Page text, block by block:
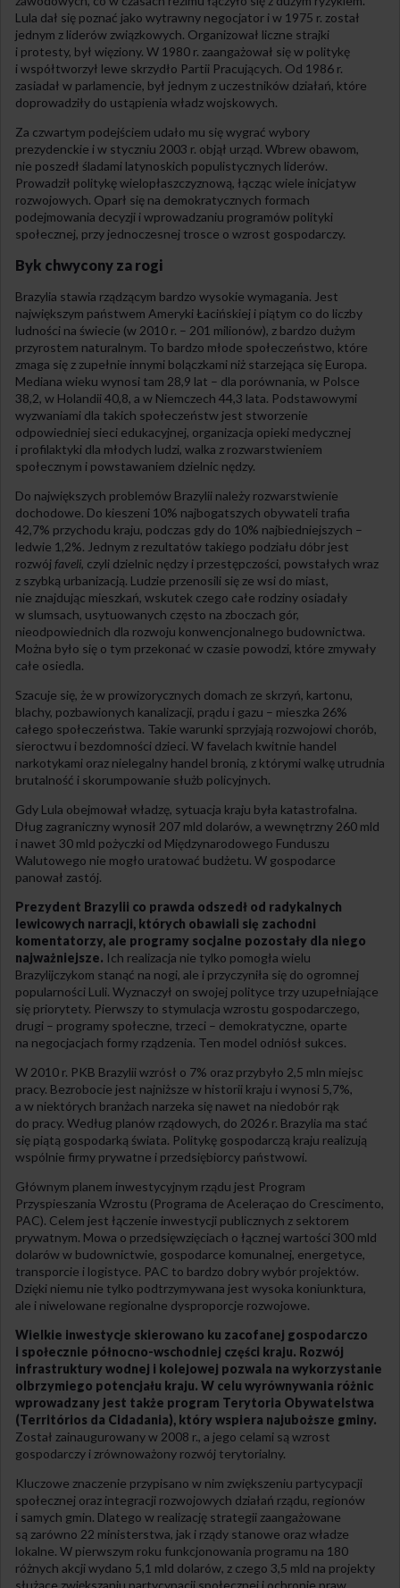
Lula dał się poznać jako wytrawny negocjator i w 1975 r. został
jednym z liderów związkowych. Organizował liczne strajki
i protesty, był więziony. W 1980 r. zaangażował się w politykę
i współtworzył lewe skrzydło Partii Pracujących. Od 1986 r.
zasiadał w parlamencie, był jednym z uczestników działań, które
doprowadziły do ustąpienia władz wojskowych.
Za czwartym podejściem udało mu się wygrać wybory
prezydenckie i w styczniu 2003 r. objął urząd. Wbrew obawom,
nie poszedł śladami latynoskich populistycznych liderów.
Prowadził politykę wielopłaszczyznową, łącząc wiele inicjatyw
rozwojowych. Oparł się na demokratycznych formach
podejmowania decyzji i wprowadzaniu programów polityki
społecznej, przy jednoczesnej trosce o wzrost gospodarczy.
Byk chwycony za rogi
Brazylia stawia rządzącym bardzo wysokie wymagania. Jest
największym państwem Ameryki Łacińskiej i piątym co do liczby
ludności na świecie (w 2010 r. – 201 milionów), z bardzo dużym
przyrostem naturalnym. To bardzo młode społeczeństwo, które
zmaga się z zupełnie innymi bolączkami niż starzejąca się Europa.
Mediana wieku wynosi tam 28,9 lat – dla porównania, w Polsce
38,2, w Holandii 40,8, a w Niemczech 44,3 lata. Podstawowymi
wyzwaniami dla takich społeczeństw jest stworzenie
odpowiedniej sieci edukacyjnej, organizacja opieki medycznej
i profilaktyki dla młodych ludzi, walka z rozwarstwieniem
społecznym i powstawaniem dzielnic nędzy.
Do największych problemów Brazylii należy rozwarstwienie
dochodowe. Do kieszeni 10% najbogatszych obywateli trafia
42,7% przychodu kraju, podczas gdy do 10% najbiedniejszych –
ledwie 1,2%. Jednym z rezultatów takiego podziału dóbr jest
rozwójfaveli, czyli dzielnic nędzy i przestępczości, powstałych wraz
z szybką urbanizacją. Ludzie przenosili się ze wsi do miast,
nie znajdując mieszkań, wskutek czego całe rodziny osiadały
w slumsach, usytuowanych często na zboczach gór,
nieodpowiednich dla rozwoju konwencjonalnego budownictwa.
Można było się o tym przekonać w czasie powodzi, które zmywały
całe osiedla.
Szacuje się, że w prowizorycznych domach ze skrzyń, kartonu,
blachy, pozbawionych kanalizacji, prądu i gazu – mieszka 26%
całego społeczeństwa. Takie warunki sprzyjają rozwojowi chorób,
sieroctwu i bezdomności dzieci. W favelach kwitnie handel
narkotykami oraz nielegalny handel bronią, z którymi walkę utrudnia
brutalność i skorumpowanie służb policyjnych.
Gdy Lula obejmował władzę, sytuacja kraju była katastrofalna.
Dług zagraniczny wynosił 207 mld dolarów, a wewnętrzny 260 mld
i nawet 30 mld pożyczki od Międzynarodowego Funduszu
Walutowego nie mogło uratować budżetu. W gospodarce
panował zastój.
Prezydent Brazylii co prawda odszedł od radykalnych
lewicowych narracji, których obawiali się zachodni
komentatorzy, ale programy socjalne pozostały dla niego
najważniejsze. Ich realizacja nie tylko pomogła wielu
Brazylijczykom stanąć na nogi, ale i przyczyniła się do ogromnej
popularności Luli. Wyznaczył on swojej polityce trzy uzupełniające
się priorytety. Pierwszy to stymulacja wzrostu gospodarczego,
drugi – programy społeczne, trzeci – demokratyczne, oparte
na negocjacjach formy rządzenia. Ten model odniósł sukces.
W 2010 r. PKB Brazylii wzrósł o 7% oraz przybyło 2,5 mln miejsc
pracy. Bezrobocie jest najniższe w historii kraju i wynosi 5,7%,
a w niektórych branżach narzeka się nawet na niedobór rąk
do pracy. Według planów rządowych, do 2026 r. Brazylia ma stać
się piątą gospodarką świata. Politykę gospodarczą kraju realizują
wspólnie firmy prywatne i przedsiębiorcy państwowi.
Głównym planem inwestycyjnym rządu jest Program
Przyspieszania Wzrostu (Programa de Aceleraçao do Crescimento,
PAC). Celem jest łączenie inwestycji publicznych z sektorem
prywatnym. Mowa o przedsięwzięciach o łącznej wartości 300 mld
dolarów w budownictwie, gospodarce komunalnej, energetyce,
transporcie i logistyce. PAC to bardzo dobry wybór projektów.
Dzięki niemu nie tylko podtrzymywana jest wysoka koniunktura,
ale i niwelowane regionalne dysproporcje rozwojowe.
Wielkie inwestycje skierowano ku zacofanej gospodarczo
i społecznie północno-wschodniej części kraju. Rozwój
infrastruktury wodnej i kolejowej pozwala na wykorzystanie
olbrzymiego potencjału kraju. W celu wyrównywania różnic
wprowadzany jest także program Terytoria Obywatelstwa
(Territórios da Cidadania), który wspiera najuboższe gminy.
Został zainaugurowany w 2008 r., a jego celami są wzrost
gospodarczy i zrównoważony rozwój terytorialny.
Kluczowe znaczenie przypisano w nim zwiększeniu partycypacji
społecznej oraz integracji rozwojowych działań rządu, regionów
i samych gmin. Dlatego w realizację strategii zaangażowane
są zarówno 22 ministerstwa, jak i rządy stanowe oraz władze
lokalne. W pierwszym roku funkcjonowania programu na 180
różnych akcji wydano 5,1 mld dolarów, z czego 3,5 mld na projekty